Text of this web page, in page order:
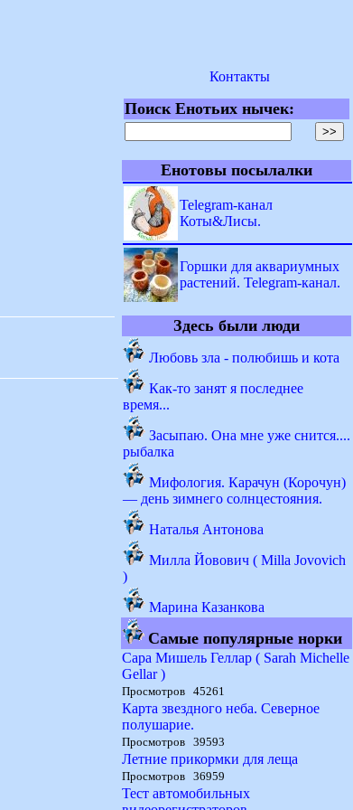
Контакты
Поиск Енотьих нычек:
Енотовы посылалки
Telegram-канал
Коты&Лисы.
Горшки для аквариумных
растений. Telegram-канал.
Здесь были люди
Любовь зла - полюбишь и кота
Как-то занят я последнее
время...
Засыпаю. Она мне уже снится....
рыбалка
Мифология. Карачун (Корочун)
— день зимнего солнцестояния.
Наталья Антонова
Милла Йовович ( Milla Jovovich
)
Марина Казанкова
Самые популярные норки
Сара Мишель Геллар ( Sarah Michelle
Gellar )
Просмотров 45261
Карта звездного неба. Северное
полушарие.
Просмотров 39593
Летние прикормки для леща
Просмотров 36959
Тест автомобильных